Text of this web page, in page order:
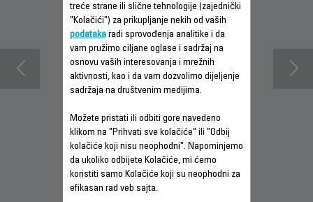
INFORMACIJE O
GARANCIJI
PREUZMI
UPUTSTVO ZA
UPOTREBU
GARANCIJI
treće strane ili slične tehnologije (zajednički
"Kolačići") za prikupljanje nekih od vaših
podatakaradi sprovođenja analitike i da
vam pružimo ciljane oglase i sadržaj na
osnovu vaših interesovanja i mrežnih
aktivnosti, kao i da vam dozvolimo dijeljenje
sadržaja na društvenim medijima.
Možete pristati ili odbiti gore navedeno
klikom na "Prihvati sve kolačiće" ili "Odbij
kolačiće koji nisu neophodni". Napominjemo
da ukoliko odbijete Kolačiće, mi ćemo
koristiti samo Kolačiće koji su neophodni za
efikasan rad veb sajta.